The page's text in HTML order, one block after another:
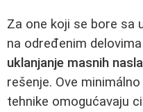
Za one koji se bore sa
na određenim
uklanjanje masnih
rešenje. Ove
tehnike omogućavaju